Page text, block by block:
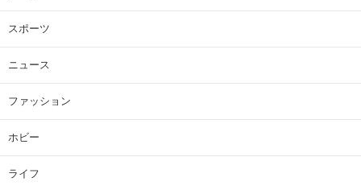
スポーツ
ニュース
ファッション
ホビー
ライフ